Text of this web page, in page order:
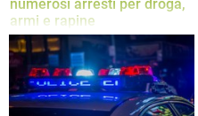
numerosi arresti per droga,
armi e rapine
Interventi finalizzati al contrasto
dello spaccio di sostanze e traffico
armi